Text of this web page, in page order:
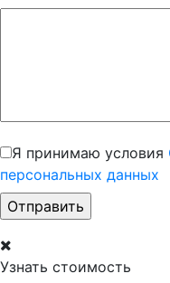
Я принимаю условия
персональных данных
Узнать стоимость